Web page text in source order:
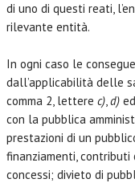
di uno di questi reati,
rilevante entità.
In ogni caso le
dall’applicabilità delle
comma 2, lettere c),d)
con la pubblica
prestazioni di un
finanziamenti, contributi
concessi; divieto di